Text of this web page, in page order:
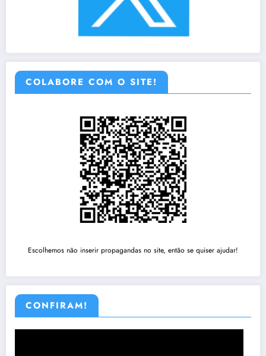
COLABORE COM O SITE!
Escolhemos não inserir propagandas no site, então se quiser ajudar!
CONFIRAM!